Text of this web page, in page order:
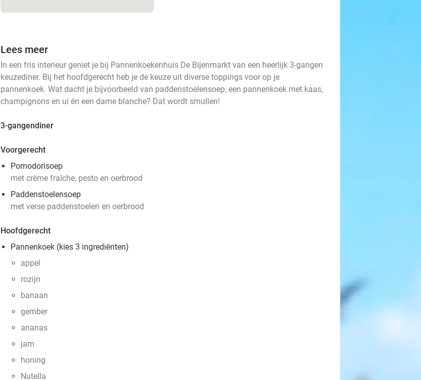
Lees meer
In een fris interieur geniet je bij Pannenkoekenhuis De Bijenmarkt van een heerlijk 3-gangen
keuzediner. Bij het hoofdgerecht heb je de keuze uit diverse toppings voor op je
pannenkoek. Wat dacht je bijvoorbeeld van paddenstoelensoep, een pannenkoek met kaas,
champignons en ui én een dame blanche? Dat wordt smullen!
3-gangendiner
Voorgerecht
Pomodorisoep
met crème fraîche, pesto en oerbrood
Paddenstoelensoep
met verse paddenstoelen en oerbrood
Hoofdgerecht
Pannenkoek (kies 3 ingrediënten)
appel
rozijn
banaan
gember
ananas
jam
honing
Nutella